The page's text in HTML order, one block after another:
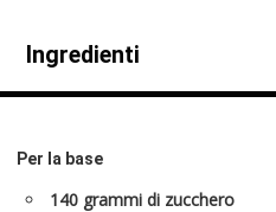
Ingredienti
Per la base
140 grammi di zucchero